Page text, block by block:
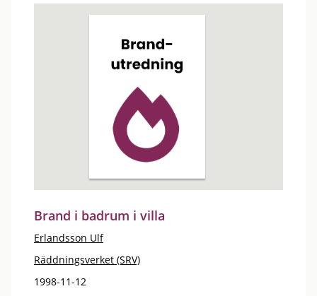
Brand i badrum i villa
Erlandsson Ulf
Räddningsverket (SRV)
1998-11-12